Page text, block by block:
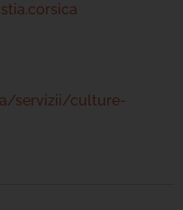
servizii/culture-